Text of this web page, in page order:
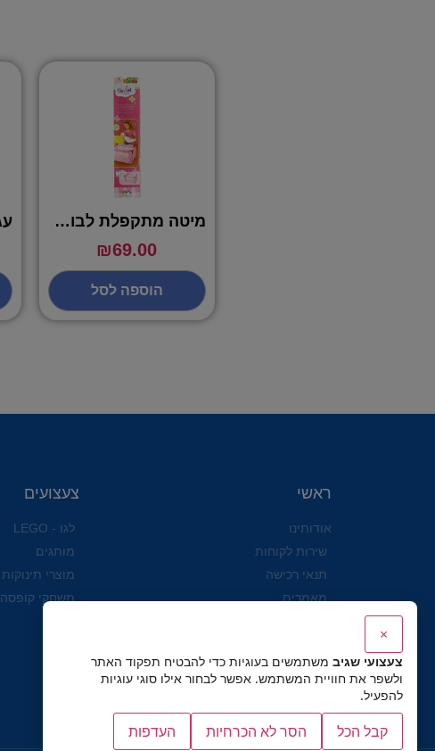
מיטה מתקפלת לבובה – IPOP
₪69.00
הוספה לסל
ראשי
אודותינו
שירות לקוחות
תנאי רכישה
מאמרים
מדיניות פרטיות
צעצועים
לגו - LEGO
מותגים
מוצרי תינוקות
משחקי קופסה
×
צעצועי שגיב משתמשים בעוגיות כדי להבטיח תפקוד האתר
ולשפר את חוויית המשתמש. אפשר לבחור אילו סוגי עוגיות
להפעיל.
קבל הכל הסר לא הכרחיות העדפות